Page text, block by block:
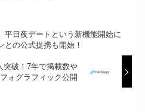
平日夜デートという新機能開始に
との公式提携も開始！
突破！7年で掲載数や
ォグラフィック公開